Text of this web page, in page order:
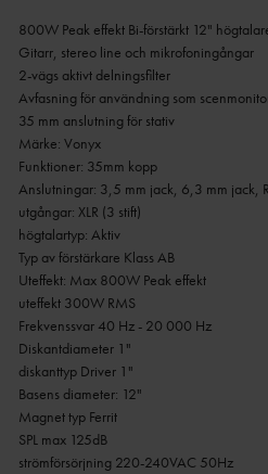
800W Peak effekt Bi-förstärkt 12"
Gitarr, stereo line och mikrofoningångar
2-vägs aktivt delningsfilter
Avfasning för användning som
35 mm anslutning för stativ
Märke: Vonyx
Funktioner: 35mm kopp
Anslutningar: 3,5 mm jack, 6,3 mm jack,
utgångar: XLR (3 stift)
högtalartyp: Aktiv
Typ av förstärkare Klass AB
Uteffekt: Max 800W Peak effekt
uteffekt 300W RMS
Frekvenssvar 40 Hz - 20 000 Hz
Diskantdiameter 1"
diskanttyp Driver 1"
Basens diameter: 12"
Magnet typ Ferrit
SPL max 125dB
strömförsörjning 220-240VAC 50Hz